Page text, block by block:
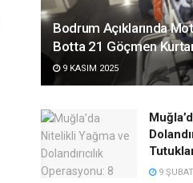
Bodrum Açıklarında
Botta 21 Göçmen
9 KASIM 2025
9